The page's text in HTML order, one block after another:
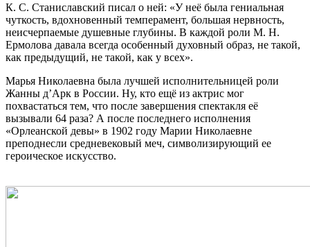
К. С. Станиславский писал о ней: «У неё была гениальная
чуткость, вдохновенный темперамент, большая нервность,
неисчерпаемые душевные глубины. В каждой роли М. Н.
Ермолова давала всегда особенный духовный образ, не такой,
как предыдущий, не такой, как у всех».
Марья Николаевна была лучшей исполнительницей роли
Жанны д’Арк в России. Ну, кто ещё из актрис мог
похвастаться тем, что после завершения спектакля её
вызывали 64 раза? А после последнего исполнения
«Орлеанской девы» в 1902 году Марии Николаевне
преподнесли средневековый меч, символизирующий ее
героическое искусство.